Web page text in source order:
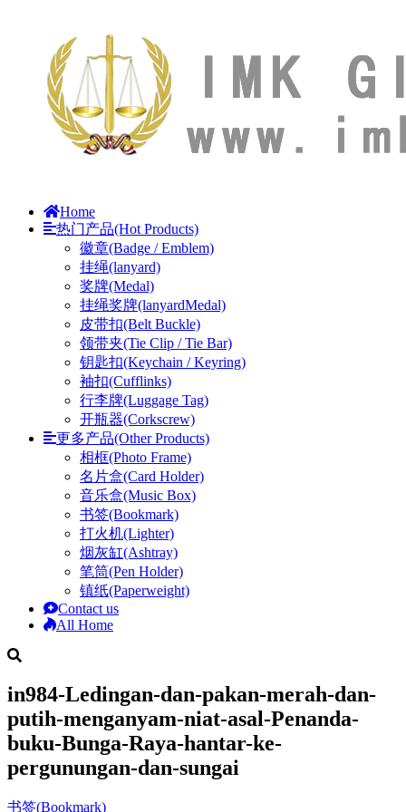
Home
热门产品(Hot Products)
徽章(Badge / Emblem)
挂绳(lanyard)
奖牌(Medal)
挂绳奖牌(lanyardMedal)
皮带扣(Belt Buckle)
领带夹(Tie Clip / Tie Bar)
钥匙扣(Keychain / Keyring)
袖扣(Cufflinks)
行李牌(Luggage Tag)
开瓶器(Corkscrew)
更多产品(Other Products)
相框(Photo Frame)
名片盒(Card Holder)
音乐盒(Music Box)
书签(Bookmark)
打火机(Lighter)
烟灰缸(Ashtray)
笔筒(Pen Holder)
镇纸(Paperweight)
Contact us
All Home
in984-Ledingan-dan-pakan-merah-dan-
putih-menganyam-niat-asal-Penanda-
buku-Bunga-Raya-hantar-ke-
pergunungan-dan-sungai
书签(Bookmark)